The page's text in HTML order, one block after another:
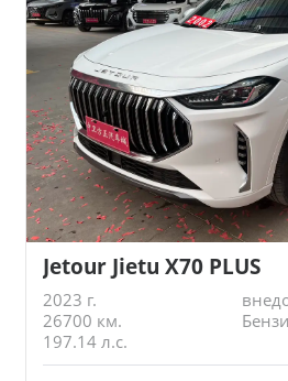
Jetour Jietu X70 PLUS
2023 г.
26700 км.
197.14 л.с.